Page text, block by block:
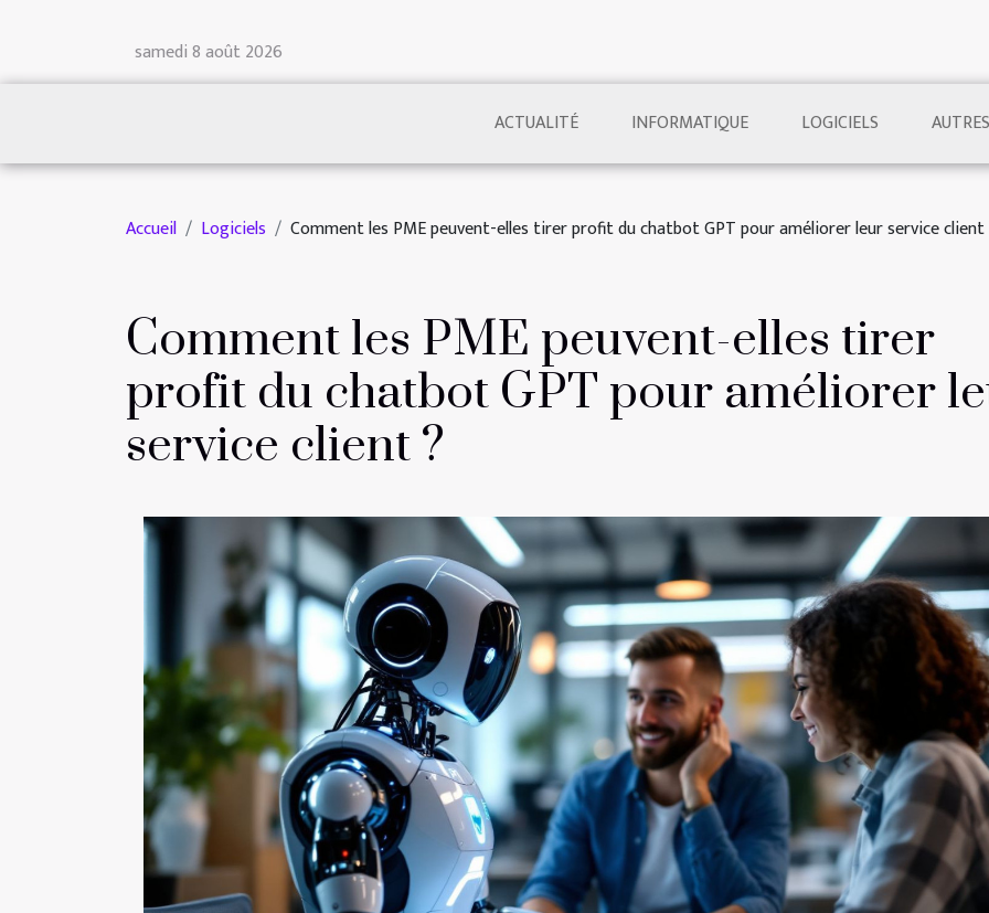
samedi 8 août 2026
ACTUALITÉ INFORMATIQUE LOGICIELS AUTRES
Accueil Logiciels Comment les PME peuvent-elles tirer profit du chatbot GPT pour améliorer leur service client
Comment les PME peuvent-elles tirer
profit du chatbot GPT pour améliorer
service client ?